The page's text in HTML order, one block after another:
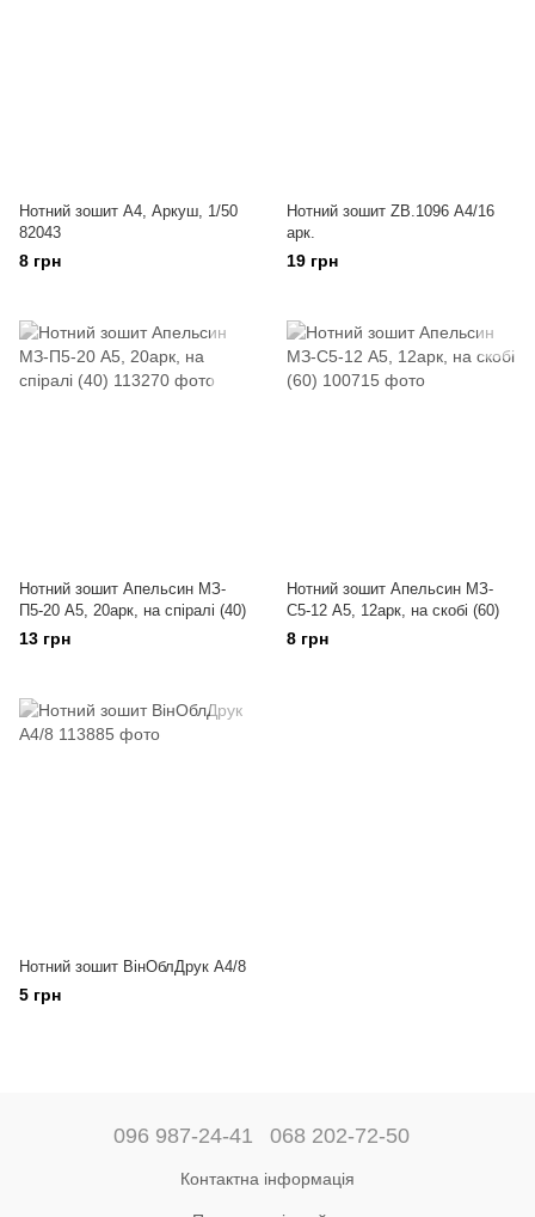
Нотний зошит А4, Аркуш, 1/50
82043
8 грн
Нотний зошит ZB.1096 А4/16
арк.
19 грн
Нотний зошит Апельсин МЗ-
П5-20 А5, 20арк, на спіралі (40)
13 грн
Нотний зошит Апельсин МЗ-
С5-12 А5, 12арк, на скобі (60)
8 грн
Нотний зошит ВінОблДрук А4/8
5 грн
096 987-24-41 068 202-72-50
Контактна інформація